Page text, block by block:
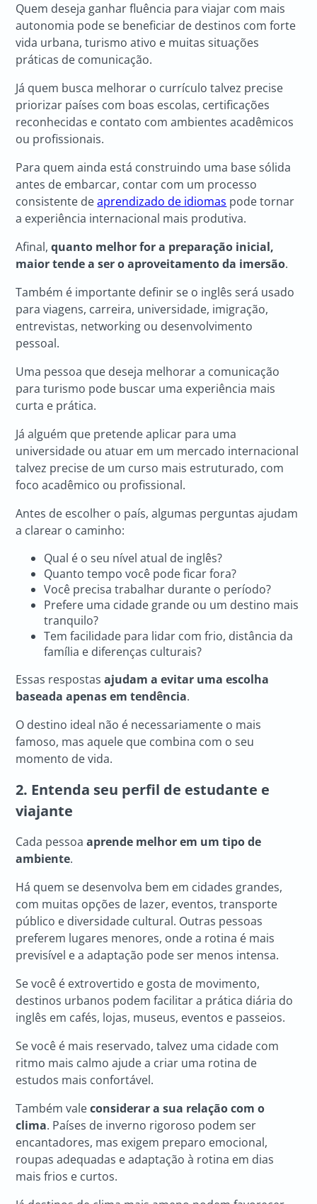
Quem deseja ganhar fluência para viajar com mais
autonomia pode se beneficiar de destinos com forte
vida urbana, turismo ativo e muitas situações
práticas de comunicação.
Já quem busca melhorar o currículo talvez precise
priorizar países com boas escolas, certificações
reconhecidas e contato com ambientes acadêmicos
ou profissionais.
Para quem ainda está construindo uma base sólida
antes de embarcar, contar com um processo
consistente deaprendizado de idiomas pode tornar
a experiência internacional mais produtiva.
Afinal,quanto melhor for a preparação inicial,
maior tende a ser o aproveitamento da imersão.
Também é importante definir se o inglês será usado
para viagens, carreira, universidade, imigração,
entrevistas, networking ou desenvolvimento
pessoal.
Uma pessoa que deseja melhorar a comunicação
para turismo pode buscar uma experiência mais
curta e prática.
Já alguém que pretende aplicar para uma
universidade ou atuar em um mercado internacional
talvez precise de um curso mais estruturado, com
foco acadêmico ou profissional.
Antes de escolher o país, algumas perguntas ajudam
a clarear o caminho:
Qual é o seu nível atual de inglês?
Quanto tempo você pode ficar fora?
Você precisa trabalhar durante o período?
Prefere uma cidade grande ou um destino mais
tranquilo?
Tem facilidade para lidar com frio, distância da
família e diferenças culturais?
Essas respostasajudam a evitar uma escolha
baseada apenas em tendência.
O destino ideal não é necessariamente o mais
famoso, mas aquele que combina com o seu
momento de vida.
2. Entenda seu perfil de estudante e
viajante
Cada pessoaaprende melhor em um tipo de
ambiente.
Há quem se desenvolva bem em cidades grandes,
com muitas opções de lazer, eventos, transporte
público e diversidade cultural. Outras pessoas
preferem lugares menores, onde a rotina é mais
previsível e a adaptação pode ser menos intensa.
Se você é extrovertido e gosta de movimento,
destinos urbanos podem facilitar a prática diária do
inglês em cafés, lojas, museus, eventos e passeios.
Se você é mais reservado, talvez uma cidade com
ritmo mais calmo ajude a criar uma rotina de
estudos mais confortável.
Também valeconsiderar a sua relação com o
clima. Países de inverno rigoroso podem ser
encantadores, mas exigem preparo emocional,
roupas adequadas e adaptação à rotina em dias
mais frios e curtos.